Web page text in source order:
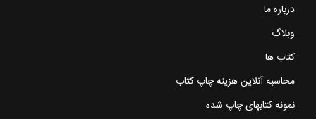
درباره ما
وبلاگ
کتاب ها
محاسبه آنلاین هزینه چاپ کتاب
نمونه کتابهای چاپ شده